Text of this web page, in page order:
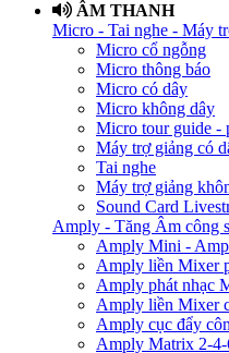
ÂM THANH
Micro - Tai nghe - Máy
Micro cổ ngỗng
Micro thông báo
Micro có dây
Micro không dây
Micro tour guide -
Máy trợ giảng có
Tai nghe
Máy trợ giảng
Sound Card
Amply - Tăng Âm công
Amply Mini -
Amply liền Mixer
Amply phát nhạc
Amply liền Mixer
Amply cục đẩy
Amply Matrix 2-4-